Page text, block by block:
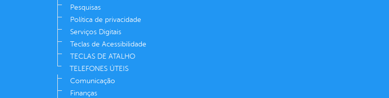
Pesquisas
Política de privacidade
Serviços Digitais
Teclas de Acessibilidade
TECLAS DE ATALHO
TELEFONES ÚTEIS
Comunicação
Finanças